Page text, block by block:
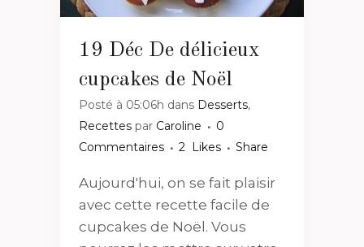
19 Déc De délicieux
cupcakes de Noël
Posté à 05:06h dans Desserts,
Recettes par Caroline
0
Commentaires
2 Likes Share
Aujourd'hui, on se fait plaisir
avec cette recette facile de
cupcakes de Noël. Vous